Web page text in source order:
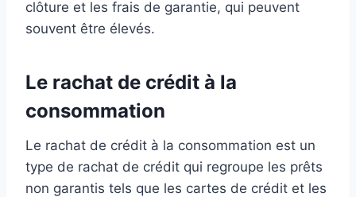
clôture et les frais de garantie, qui peuvent
souvent être élevés.
Le rachat de crédit à la
consommation
Le rachat de crédit à la consommation est un
type de rachat de crédit qui regroupe les prêts
non garantis tels que les cartes de crédit et les